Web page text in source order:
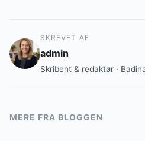
SKREVET AF
admin
Skribent & redaktør ·
MERE FRA BLOGGEN